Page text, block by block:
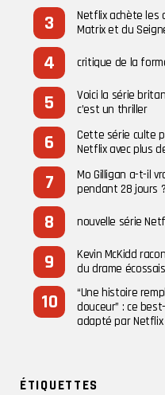
Netflix achète les
Matrix et du
critique de la
Voici la série
c’est un thriller
Cette série culte
Netflix avec plus
Mo Gilligan a-t-il
pendant 28 jours ?
nouvelle série
Kevin McKidd
du drame écossais
“Une histoire
douceur” : ce
adapté par Netflix
ÉTIQUETTES